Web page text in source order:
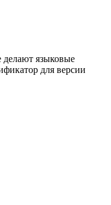
делают языковые
для версии